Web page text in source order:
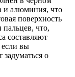
и алюминия, что
поверхность
пальцев, что,
составляют
если вы
задуматься о